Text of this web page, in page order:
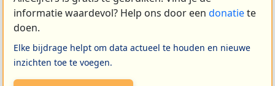
informatie waardevol? Help ons door een donatiete
doen.
Elke bijdrage helpt om data actueel te houden en nieuwe
inzichten toe te voegen.